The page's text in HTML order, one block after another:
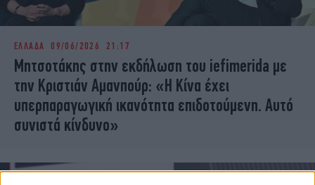
ΕΛΛΑΔΑ 09/06/2026 21:17
Μητσοτάκης στην εκδήλωση του iefimerida με
την Κριστιάν Αμανπούρ: «Η Κίνα έχει
υπερπαραγωγική ικανότητα επιδοτούμενη. Αυτό
συνιστά κίνδυνο»